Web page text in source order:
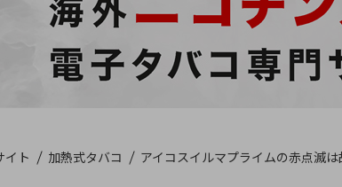
イト 加熱式タバコ アイコスイルマプライムの赤点滅